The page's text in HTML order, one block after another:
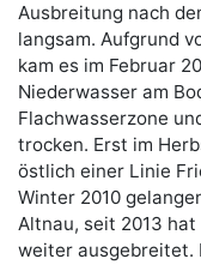
Ausbreitung nach
langsam. Aufgrund
kam es im Februar
Niederwasser am
Flachwasserzone
trocken. Erst im
östlich einer Linie
Winter 2010
Altnau, seit 2013
weiter ausgebreitet.